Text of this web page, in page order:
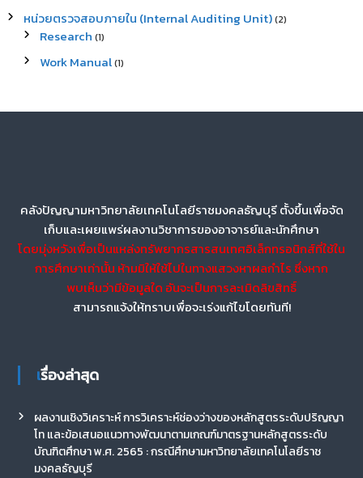
หน่วยตรวจสอบภายใน (Internal Auditing Unit)(2)
Research (1)
Work Manual(1)
คลังปัญญามหาวิทยาลัยเทคโนโลยีราชมงคลธัญบุรี ตั้งขึ้นเพื่อจัด
เก็บและเผยแพร่ผลงานวิชาการของอาจารย์และนักศึกษา
โดยมุ่งหวังเพื่อเป็นแหล่งทรัพยากรสารสนเทศอิเล็กทรอนิกส์ที่ใช้ใน
การศึกษาเท่านั้น ห้ามมิให้ใช้ไปในทางแสวงหาผลกำไร ซึ่งหาก
พบเห็นว่ามีข้อมูลใด อันจะเป็นการละเมิดลิขสิทธิ์
สามารถแจ้งให้ทราบเพื่อจะเร่งแก้ไขโดยทันที!
เรื่องล่าสุด
ผลงานเชิงวิเคราะห์ การวิเคราะห์ช่องว่างของหลักสูตรระดับปริญญา
โท และข้อเสนอแนวทางพัฒนาตามเกณฑ์มาตรฐานหลักสูตรระดับ
บัณฑิตศึกษา พ.ศ. 2565 : กรณีศึกษามหาวิทยาลัยเทคโนโลยีราช
มงคลธัญบุรี